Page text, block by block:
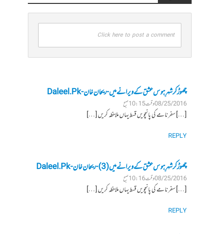
Click here to post a comment
چھوڑ کر شہرِ ہوس عشق کے ویرانے میں - ریحان خان - Daleel.Pk
08/25/2016 وقت 10:15 صبح
[…] سفرنامے کی پانچویں قسط یہاں ملاحظہ کریں […]
REPLY
چھوڑ کر شہرِ ہوس عشق کے ویرانے میں (3) - ریحان خان - Daleel.Pk
08/25/2016 وقت 10:16 صبح
[…] سفرنامے کی پانچویں قسط یہاں ملاحظہ کریں […]
REPLY